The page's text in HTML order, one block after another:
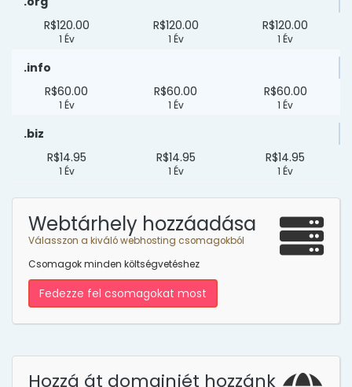
R$120.00
1 Év
R$120.00
1 Év
R$120.00
1 Év
.info
R$60.00
1 Év
R$60.00
1 Év
R$60.00
1 Év
.biz
R$14.95
1 Év
R$14.95
1 Év
R$14.95
1 Év
Webtárhely hozzáadása
Válasszon a kiváló webhosting csomagokból
Csomagok minden költségvetéshez
Fedezze fel csomagokat most
Hozzá át domainjét hozzánk